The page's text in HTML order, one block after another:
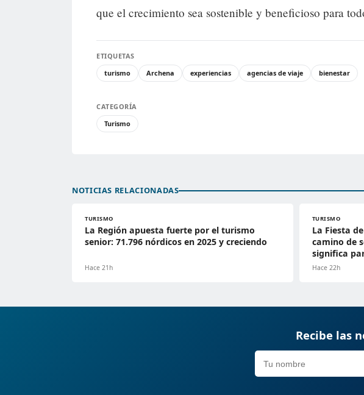
que el crecimiento sea sostenible y beneficioso para
ETIQUETAS
turismo
Archena experiencias agencias de viaje bienestar
CATEGORÍA
Turismo
NOTICIAS RELACIONADAS
TURISMO
La Región apuesta fuerte por el turismo
senior: 71.796 nórdicos en 2025 y creciendo
Hace 21h
TURISMO
La Fiesta
camino de
significa
Hace 22h
Recibe las